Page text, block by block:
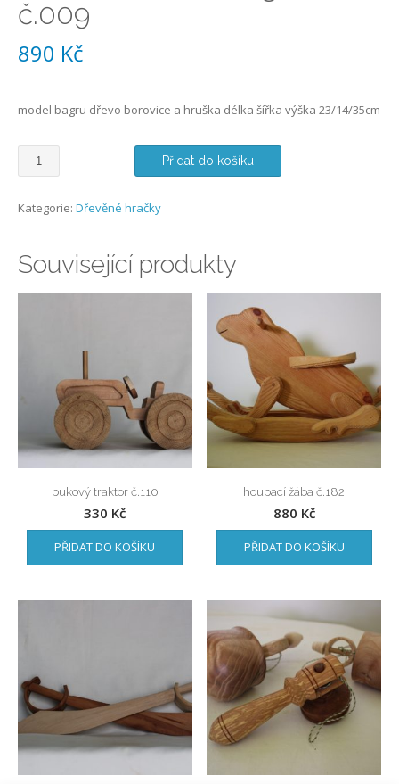
č.009
890 Kč
model bagru dřevo borovice a hruška délka šířka výška 23/14/35cm
model
kolového
č.009
množství
Přidat do košíku
Kategorie: Dřevěné hračky
Související produkty
bukový traktor č.110
330 Kč
PŘIDAT DO KOŠÍKU
houpací žába č.182
880 Kč
PŘIDAT DO KOŠÍKU